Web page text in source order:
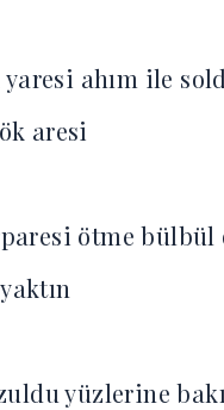
ahım ile
aresi
ötme bülbül
yaktın
yüzlerine